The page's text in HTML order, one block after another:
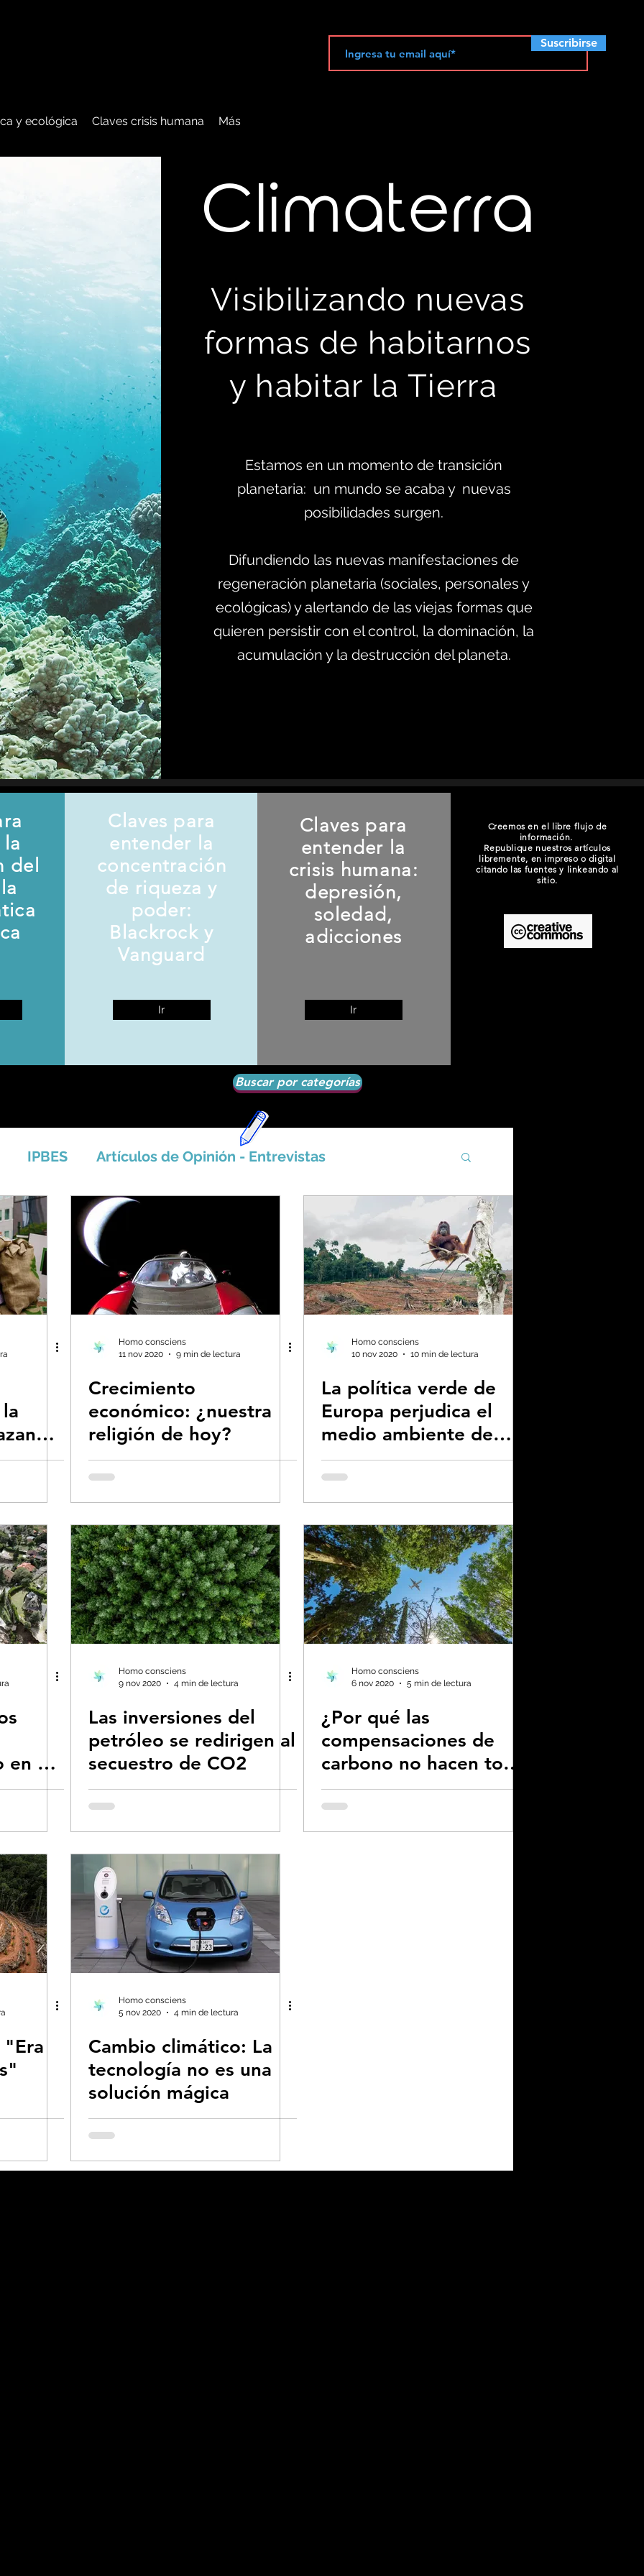
Suscribirse
y ecológica Claves crisis humana Más
Climaterra
Visibilizando nuevas
formas de habitarnos
y habitar la Tierra
Estamos en un momento de transición
planetaria: un mundo se acaba y nuevas
posibilidades surgen.
Difundiendo las nuevas manifestaciones de
regeneración planetaria (sociales, personales y
ecológicas) y alertando de las viejas formas que
quieren persistir con el control, la dominación, la
acumulación y la destrucción del planeta.
del
Claves para
entender la
concentración
de riqueza y
poder:
Blackrock y
Vanguard
Ir
Claves para
entender la
crisis humana:
depresión,
soledad,
adicciones
Ir
Creemos en el libre flujo de
información.
Republique nuestros artículos
libremente, en impreso o digital
citando las fuentes y linkeando al
sitio.
Buscar por categorías
IPBES Artículos de Opinión - Entrevistas
Seguridad Alimentaria-Agua-Dieta
- Bosq Artico - Antártida - Glaciares
Capitalismo -Neoliberalismo Carbono neutralidad
Consumismo Contaminadores: petróleo, plástico
Colapso -Covid Decrecimiento/Economía
Tierra Dieta Ecoansiedad - Psicología
renovables Eventos extremos e impactos
Geoingeniería George Monbiot en español
Homo consciens
11 nov 2020
9 min de lectura
Crecimiento
económico: ¿nuestra
religión de hoy?
Homo consciens
10 nov 2020
10 min de lectura
La política verde de
Europa perjudica el
medio ambiente de
otras naciones
en 20
Homo consciens
9 nov 2020
4 min de lectura
Las inversiones del
petróleo se redirigen al
secuestro de CO2
Homo consciens
6 nov 2020
5 min de lectura
¿Por qué las
compensaciones de
carbono no hacen todo
lo que prometen?
"Era
Homo consciens
5 nov 2020
4 min de lectura
Cambio climático: La
tecnología no es una
solución mágica